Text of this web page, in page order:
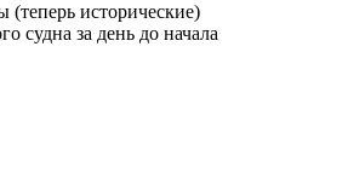
(теперь исторические)
судна за день до начала